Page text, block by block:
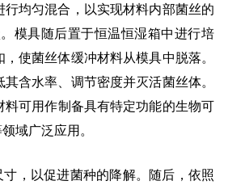
均匀混合，以实现材料内部菌丝的
模具随后置于恒温恒湿箱中进行培
，使菌丝体缓冲材料从模具中脱落。
含水率、调节密度并灭活菌丝体。
料可用作制备具有特定功能的生物可
域广泛应用。
，以促进菌种的降解。随后，依照